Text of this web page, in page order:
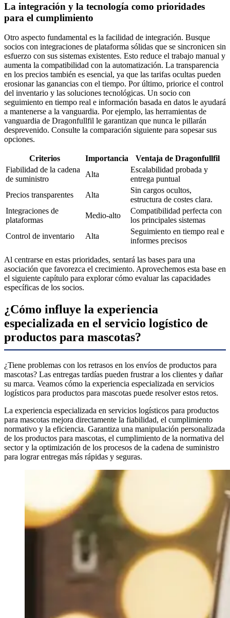
La integración y la tecnología como prioridades
para el cumplimiento
Otro aspecto fundamental es la facilidad de integración. Busque
socios con integraciones de plataforma sólidas que se sincronicen sin
esfuerzo con sus sistemas existentes. Esto reduce el trabajo manual y
aumenta la compatibilidad con la automatización. La transparencia
en los precios también es esencial, ya que las tarifas ocultas pueden
erosionar las ganancias con el tiempo. Por último, priorice el control
del inventario y las soluciones tecnológicas. Un socio con
seguimiento en tiempo real e información basada en datos le ayudará
a mantenerse a la vanguardia. Por ejemplo, las herramientas de
vanguardia de Dragonfullfil le garantizan que nunca le pillarán
desprevenido. Consulte la comparación siguiente para sopesar sus
opciones.
Criterios Importancia
Ventaja de Dragonfullfil
Fiabilidad de la cadena
de suministro
Alta
Escalabilidad probada y
entrega puntual
Precios transparentes
Alta
Sin cargos ocultos,
estructura de costes clara.
Integraciones de
plataformas
Medio-alto
Compatibilidad perfecta con
los principales sistemas
Control de inventario
Alta
Seguimiento en tiempo real e
informes precisos
Al centrarse en estas prioridades, sentará las bases para una
asociación que favorezca el crecimiento. Aprovechemos esta base en
el siguiente capítulo para explorar cómo evaluar las capacidades
específicas de los socios.
¿Cómo influye la experiencia
especializada en el servicio logístico de
productos para mascotas?
¿Tiene problemas con los retrasos en los envíos de productos para
mascotas? Las entregas tardías pueden frustrar a los clientes y dañar
su marca. Veamos cómo la experiencia especializada en servicios
logísticos para productos para mascotas puede resolver estos retos.
La experiencia especializada en servicios logísticos para productos
para mascotas mejora directamente la fiabilidad, el cumplimiento
normativo y la eficiencia. Garantiza una manipulación personalizada
de los productos para mascotas, el cumplimiento de la normativa del
sector y la optimización de los procesos de la cadena de suministro
para lograr entregas más rápidas y seguras.